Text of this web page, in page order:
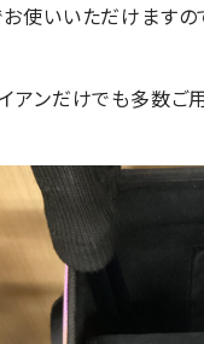
使いいただけますの
アンだけでも多数ご